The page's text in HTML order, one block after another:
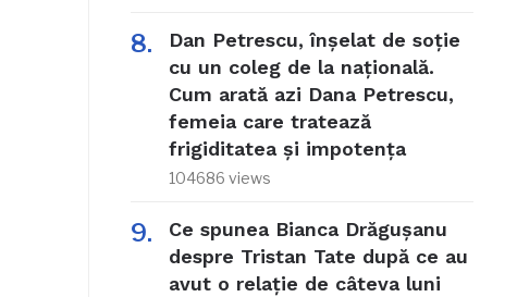
Dan Petrescu, înșelat de soție
cu un coleg de la națională.
Cum arată azi Dana Petrescu,
femeia care tratează
frigiditatea și impotența
104686 views
Ce spunea Bianca Drăgușanu
despre Tristan Tate după ce au
avut o relație de câteva luni